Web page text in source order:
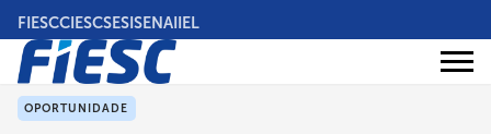
Pular
para
conteúdo
principal
FIESCCIESCSESISENAIIEL
Áreas
OPORTUNIDADE